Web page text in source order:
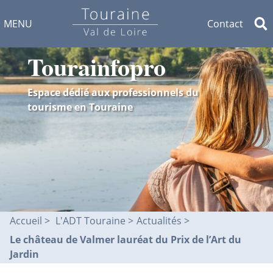
MENU Contact
Tourainfopro
Espace dédié aux professionnels du
tourisme en Touraine
Accueil L'ADT Touraine > Actualités
Le château de Valmer lauréat du Prix de l’Art du
Jardin